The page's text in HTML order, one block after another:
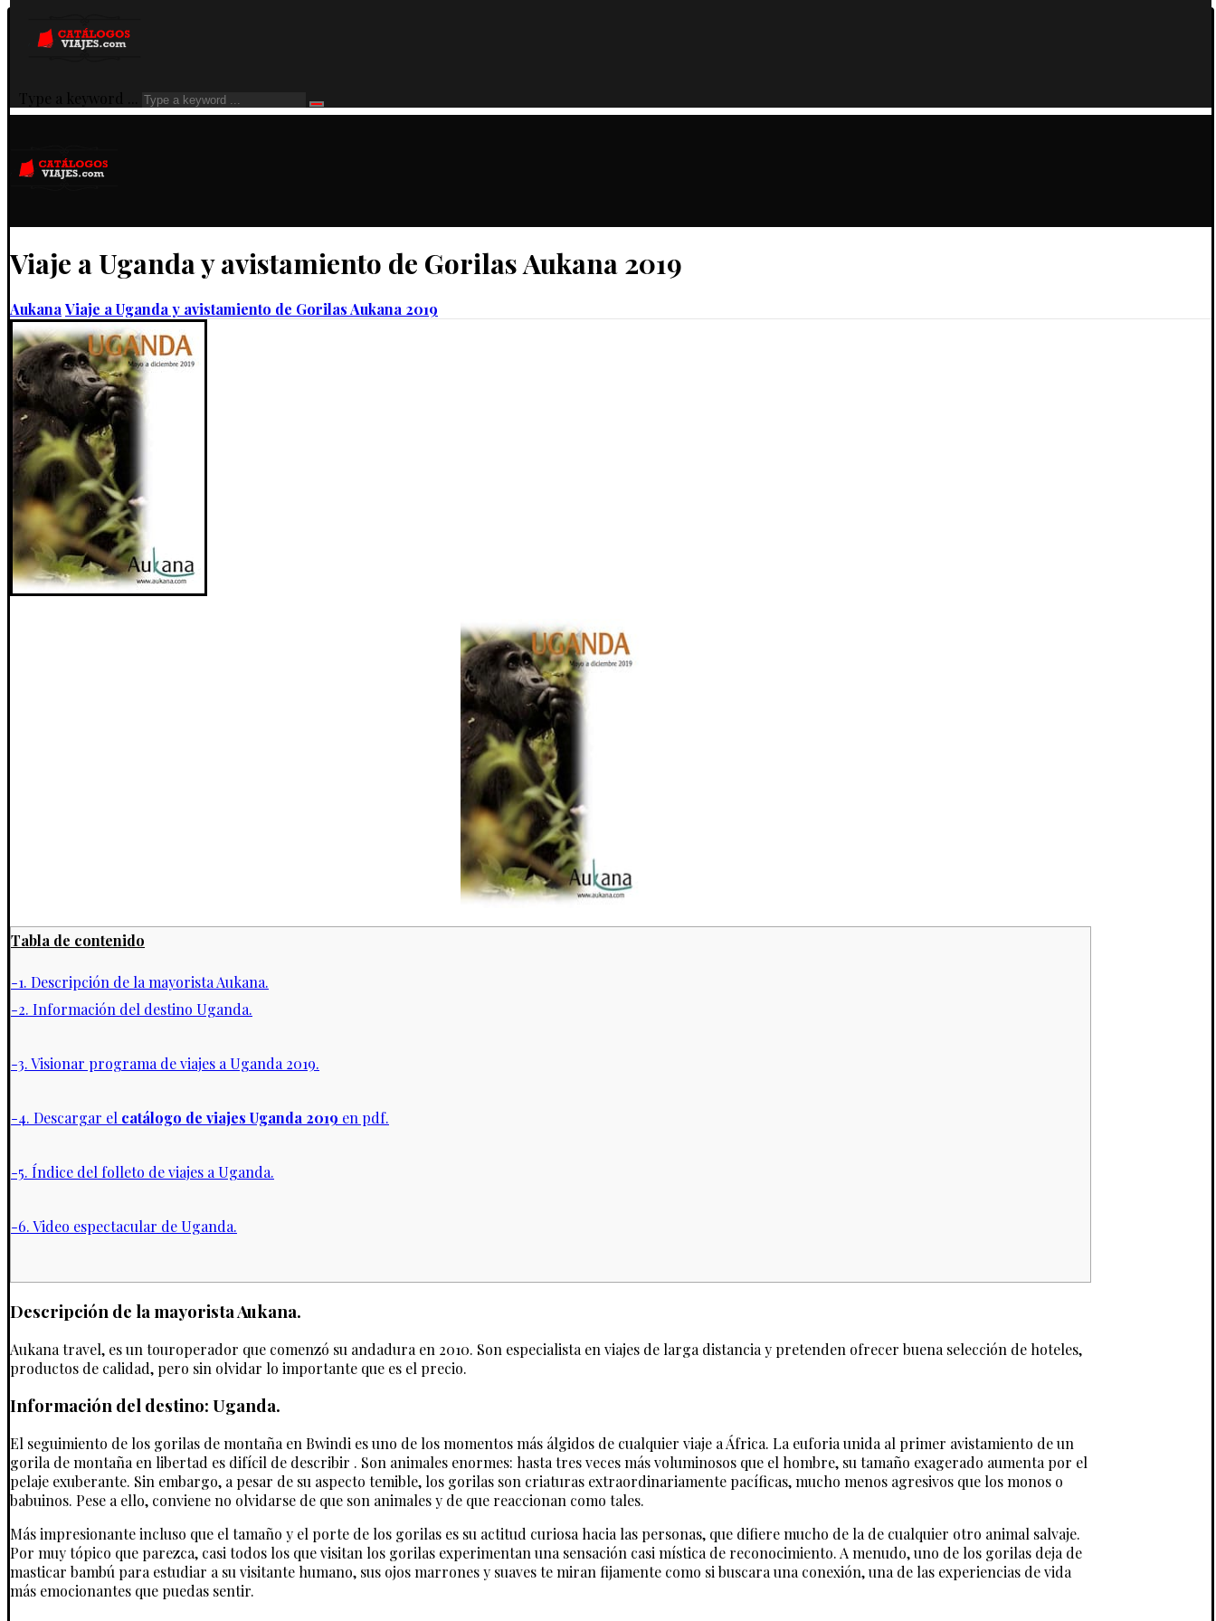
Type a keyword ...
Viaje a Uganda y avistamiento de Gorilas Aukana 2019
Aukana Viaje a Uganda y avistamiento de Gorilas Aukana 2019
Tabla de contenido
-1. Descripción de la mayorista Aukana.
-2. Información del destino Uganda.
-3. Visionar programa de viajes a Uganda 2019.
-4. Descargar el catálogo de viajes Uganda 2019 en pdf.
-5. Índice del folleto de viajes a Uganda.
-6. Video espectacular de Uganda.
Descripción de la mayorista Aukana.
Aukana travel, es un touroperador que comenzó su andadura en 2010. Son especialista en viajes de larga distancia y pretenden ofrecer buena selección de hoteles,
productos de calidad, pero sin olvidar lo importante que es el precio.
Información del destino: Uganda.
El seguimiento de los gorilas de montaña en Bwindi es uno de los momentos más álgidos de cualquier viaje a África. La euforia unida al primer avistamiento de un
gorila de montaña en libertad es difícil de describir . Son animales enormes: hasta tres veces más voluminosos que el hombre, su tamaño exagerado aumenta por el
pelaje exuberante. Sin embargo, a pesar de su aspecto temible, los gorilas son criaturas extraordinariamente pacíficas, mucho menos agresivos que los monos o
babuinos. Pese a ello, conviene no olvidarse de que son animales y de que reaccionan como tales.
Más impresionante incluso que el tamaño y el porte de los gorilas es su actitud curiosa hacia las personas, que difiere mucho de la de cualquier otro animal salvaje.
Por muy tópico que parezca, casi todos los que visitan los gorilas experimentan una sensación casi mística de reconocimiento. A menudo, uno de los gorilas deja de
masticar bambú para estudiar a su visitante humano, sus ojos marrones y suaves te miran fijamente como si buscara una conexión, una de las experiencias de vida
más emocionantes que puedas sentir.